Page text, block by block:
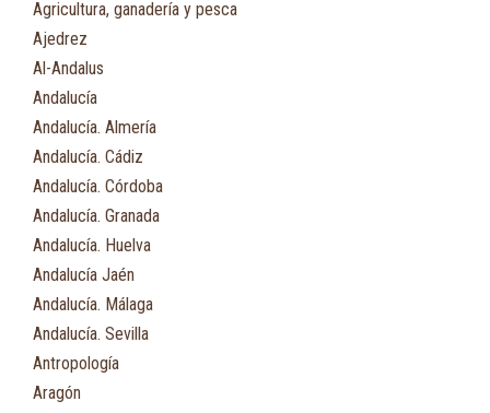
Agricultura, ganadería y pesca
Ajedrez
Al-Andalus
Andalucía
Andalucía. Almería
Andalucía. Cádiz
Andalucía. Córdoba
Andalucía. Granada
Andalucía. Huelva
Andalucía Jaén
Andalucía. Málaga
Andalucía. Sevilla
Antropología
Aragón